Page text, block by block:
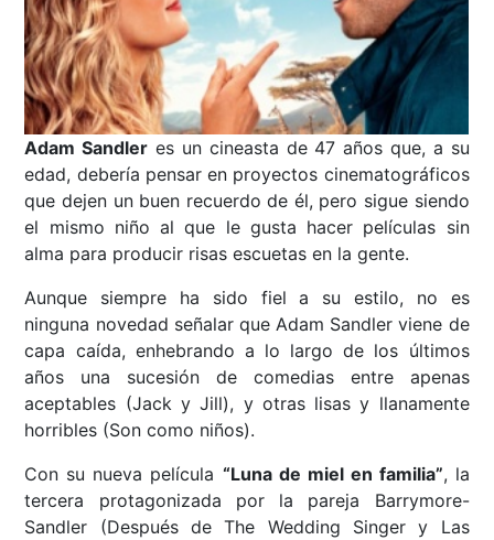
Adam Sandler es un cineasta de 47 años que, a su
edad, debería pensar en proyectos cinematográficos
que dejen un buen recuerdo de él, pero sigue siendo
el mismo niño al que le gusta hacer películas sin
alma para producir risas escuetas en la gente.
Aunque siempre ha sido fiel a su estilo, no es
ninguna novedad señalar que Adam Sandler viene de
capa caída, enhebrando a lo largo de los últimos
años una sucesión de comedias entre apenas
aceptables (Jack y Jill), y otras lisas y llanamente
horribles (Son como niños).
Con su nueva película “Luna de miel en familia”, la
tercera protagonizada por la pareja Barrymore-
Sandler (Después de The Wedding Singer y Las